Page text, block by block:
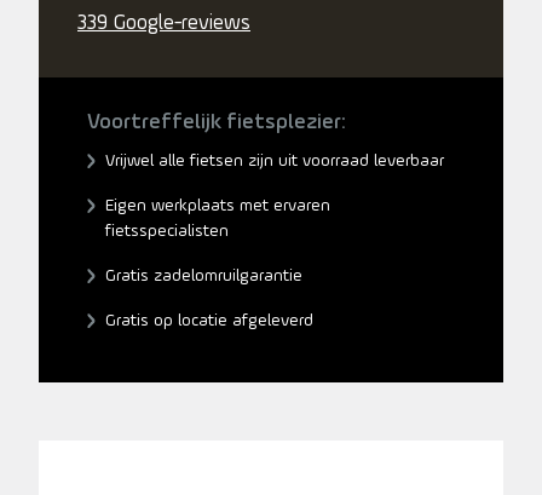
339 Google-reviews
Voortreffelijk fietsplezier:
Vrijwel alle fietsen zijn uit voorraad leverbaar
Eigen werkplaats met ervaren
fietsspecialisten
Gratis zadelomruilgarantie
Gratis op locatie afgeleverd